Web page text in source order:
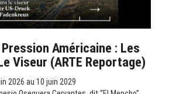
Américaine : Les
Viseur (ARTE Reportage)
2026 au 10 juin 2029